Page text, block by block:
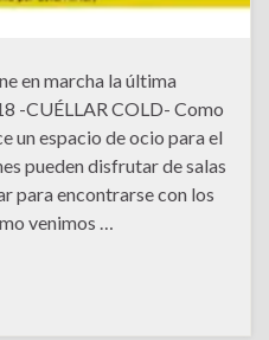
en marcha la última
-CUÉLLAR COLD- Como
un espacio de ocio para el
pueden disfrutar de salas
para encontrarse con los
venimos …